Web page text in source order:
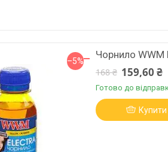
–5%
Чорнило WWM
168 ₴ 159,60 ₴
Готово до
Купити